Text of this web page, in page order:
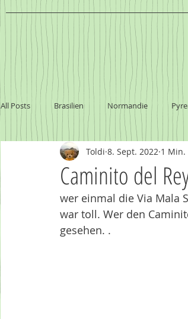
All Posts Brasilien Normandie
Baltikum Namibia
Sambia - Victoria Falls Uruguay
Caminito del
Toldi 8. Sept. 2022 1 Min.
wer einmal die Via Mala
war toll. Wer den
gesehen. .